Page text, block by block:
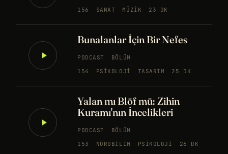
156
SANAT MÜZIK 23 DK
Bunalanlar İçin Bir Nefes
PODCAST
BÖLÜM
154
PSIKOLOJI TASARIM 25 DK
Yalan mı Blöf mü: Zihin
Kuramı'nın İncelikleri
PODCAST
BÖLÜM
153
NÖROBILIM PSIKOLOJI 26 DK